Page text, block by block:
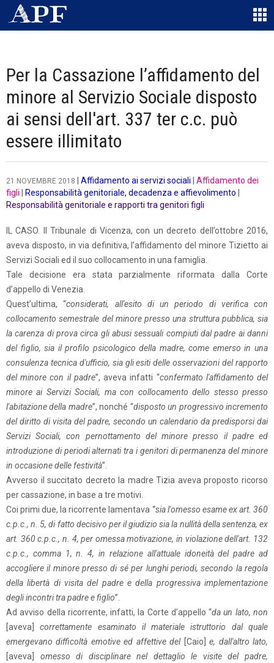
Per la Cassazione l’affidamento del
minore al Servizio Sociale disposto
ai sensi dell'art. 337 ter c.c. può
essere illimitato
21 NOVEMBRE 2018 Affidamento ai servizi sociali
Affidamento dei
figli
Responsabilità genitoriale, decadenza e affievolimento
Responsabilità genitoriale e rapporti tra genitori figli
IL CASO. Il Tribunale di Vicenza, con un decreto dell’ottobre 2016,
aveva disposto, in via definitiva, l’affidamento del minore Tizietto ai
Servizi Sociali ed il suo collocamento in una famiglia.
Tale decisione era stata parzialmente riformata dalla Corte
d’appello di Venezia.
Quest’ultima, “considerati, all'esito di un periodo di verifica con
collocamento semestrale del minore presso una struttura pubblica, sia
la carenza di prova circa gli abusi sessuali compiuti dal padre ai danni
del figlio, sia il profilo psicologico della madre, come emerso in una
consulenza tecnica d'ufficio, sia gli esiti delle osservazioni del rapporto
del minore con il padre”, aveva infatti “confermato l'affidamento del
minore ai Servizi Sociali, ma con collocamento dello stesso presso
l'abitazione della madre”, nonché “disposto un progressivo incremento
del diritto di visita del padre, secondo un calendario da predisporsi dai
Servizi Sociali, con pernottamento del minore presso il padre ed
introduzione di periodi alternati tra i genitori di permanenza del minore
in occasione delle festività”.
Avverso il succitato decreto la madre Tizia aveva proposto ricorso
per cassazione, in base a tre motivi.
Coi primi due, la ricorrente lamentava “sia l'omesso esame ex art. 360
c.p.c., n. 5, di fatto decisivo per il giudizio sia la nullità della sentenza, ex
art. 360 c.p.c., n. 4, per omessa motivazione, in violazione dell'art. 132
c.p.c., comma 1, n. 4, in relazione all'attuale idoneità del padre ad
accogliere il minore presso di sé per lunghi periodi, secondo la regola
della libertà di visita del padre e della progressiva implementazione
degli incontri tra padre e figlio”.
Ad avviso della ricorrente, infatti, la Corte d’appello “da un lato, non
[aveva]correttamente esaminato il materiale istruttorio dal quale
emergevano difficoltà emotive ed affettive del[Caio]e, dall'altro lato,
[aveva] omesso di disciplinare nel dettaglio le visite del padre,